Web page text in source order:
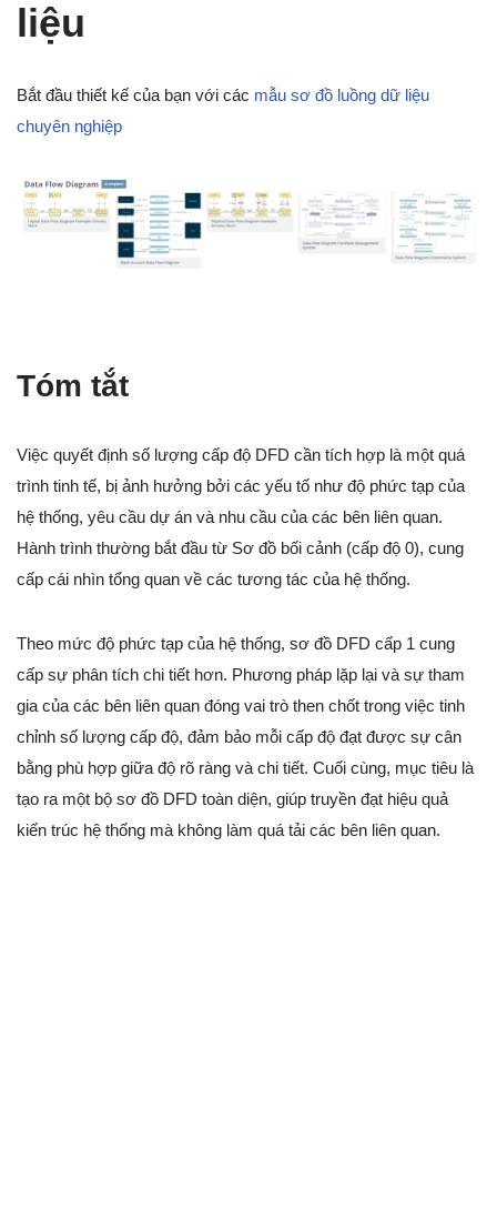
liệu
Bắt đầu thiết kế của bạn với các mẫu sơ đồ luồng dữ liệu
chuyên nghiệp
Tóm tắt
Việc quyết định số lượng cấp độ DFD cần tích hợp là một quá
trình tinh tế, bị ảnh hưởng bởi các yếu tố như độ phức tạp của
hệ thống, yêu cầu dự án và nhu cầu của các bên liên quan.
Hành trình thường bắt đầu từ Sơ đồ bối cảnh (cấp độ 0), cung
cấp cái nhìn tổng quan về các tương tác của hệ thống.
Theo mức độ phức tạp của hệ thống, sơ đồ DFD cấp 1 cung
cấp sự phân tích chi tiết hơn. Phương pháp lặp lại và sự tham
gia của các bên liên quan đóng vai trò then chốt trong việc tinh
chỉnh số lượng cấp độ, đảm bảo mỗi cấp độ đạt được sự cân
bằng phù hợp giữa độ rõ ràng và chi tiết. Cuối cùng, mục tiêu là
tạo ra một bộ sơ đồ DFD toàn diện, giúp truyền đạt hiệu quả
kiến trúc hệ thống mà không làm quá tải các bên liên quan.